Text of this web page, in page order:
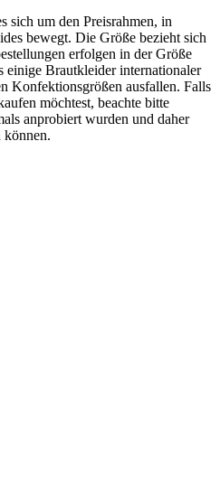
sich um den Preisrahmen, in
bewegt. Die Größe bezieht sich
erfolgen in der Größe
einige Brautkleider internationaler
Konfektionsgrößen ausfallen. Falls
möchtest, beachte bitte
anprobiert wurden und daher
können.